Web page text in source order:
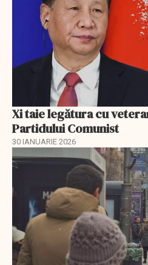
Xi taie legătura cu
Partidului Comunist
30 IANUARIE 2026